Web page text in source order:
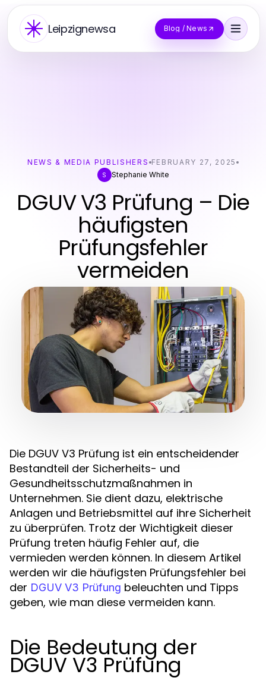
Leipzignewsa Blog / News
NEWS & MEDIA PUBLISHERS FEBRUARY 27, 2025
S
Stephanie White
DGUV V3 Prüfung – Die
häufigsten
Prüfungsfehler
vermeiden
Die DGUV V3 Prüfung ist ein entscheidender
Bestandteil der Sicherheits- und
Gesundheitsschutzmaßnahmen in
Unternehmen. Sie dient dazu, elektrische
Anlagen und Betriebsmittel auf ihre Sicherheit
zu überprüfen. Trotz der Wichtigkeit dieser
Prüfung treten häufig Fehler auf, die
vermieden werden können. In diesem Artikel
werden wir die häufigsten Prüfungsfehler bei
der DGUV V3 Prüfung beleuchten und Tipps
geben, wie man diese vermeiden kann.
Die Bedeutung der
DGUV V3 Prüfung